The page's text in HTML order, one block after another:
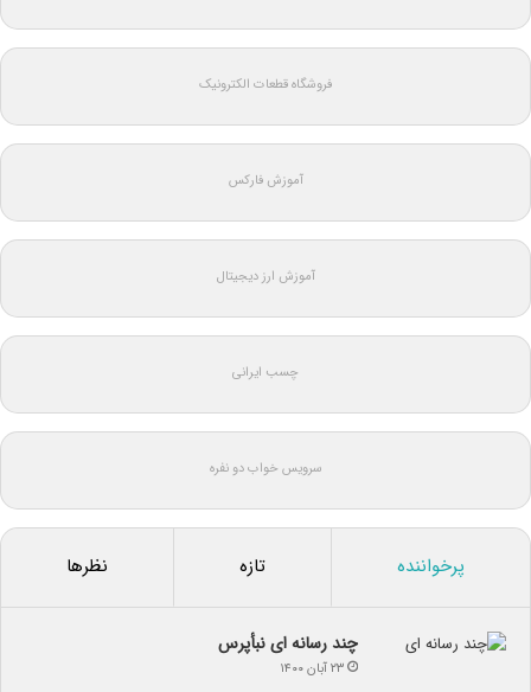
فروشگاه قطعات الکترونیک
آموزش فارکس
آموزش ارز دیجیتال
چسب ایرانی
سرویس خواب دو نفره
پرخواننده تازه نظرها
چند رسانه ای نبأپرس
۲۳ آبان ۱۴۰۰